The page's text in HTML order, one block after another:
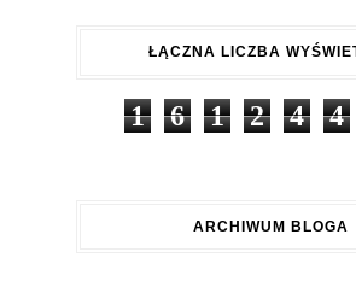
ŁĄCZNA LICZBA
1 6 1 2 4 4
ARCHIWUM BLOGA